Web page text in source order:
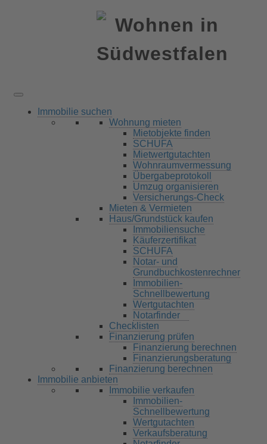
Immobilie suchen
Wohnung mieten
Mietobjekte finden
SCHUFA
Mietwertgutachten
Wohnraumvermessung
Übergabeprotokoll
Umzug organisieren
Versicherungs-Check
Mieten & Vermieten
Haus/Grundstück kaufen
Immobiliensuche
Käuferzertifikat
SCHUFA
Notar- und
Grundbuchkostenrechner
Immobilien-
Schnellbewertung
Wertgutachten
Notarfinder
Checklisten
Finanzierung prüfen
Finanzierung berechnen
Finanzierungsberatung
Finanzierung berechnen
Immobilie anbieten
Immobilie verkaufen
Immobilien-
Schnellbewertung
Wertgutachten
Verkaufsberatung